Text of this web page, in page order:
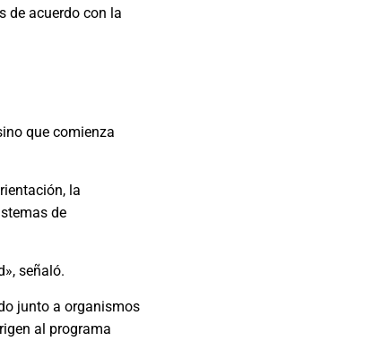
de acuerdo con la
que comienza
la
de
señaló.
junto a organismos
al programa